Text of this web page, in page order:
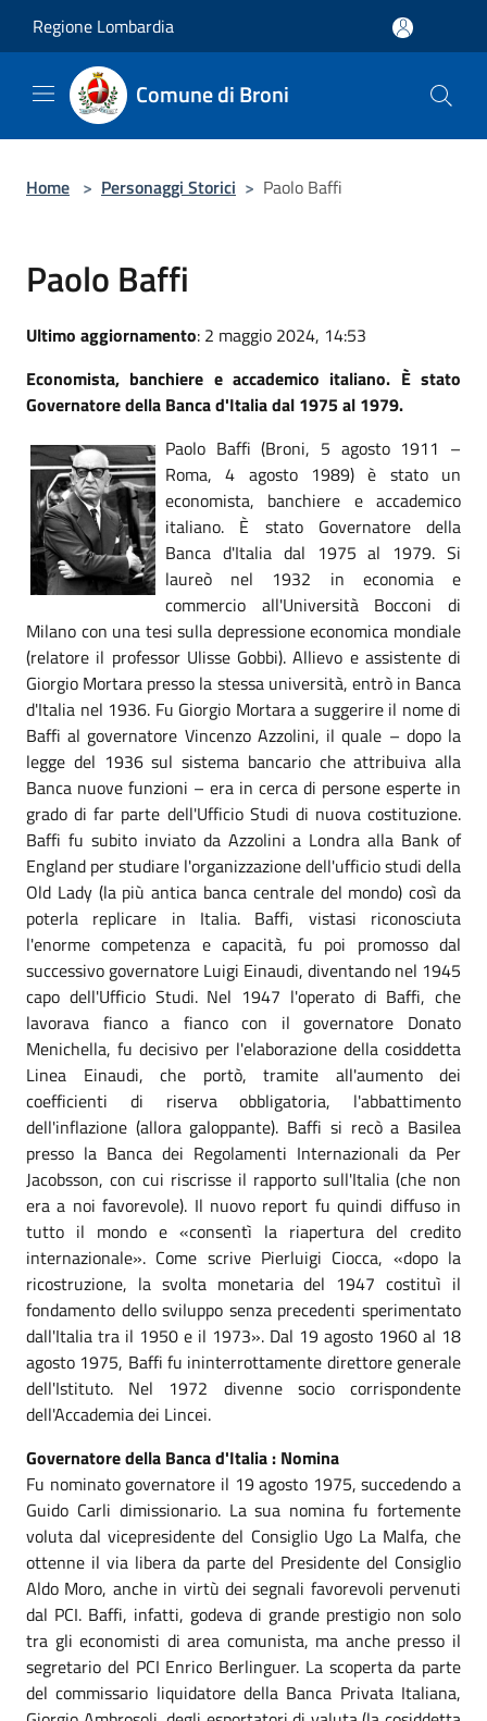
Regione Lombardia
Comune di Broni
Home > Personaggi Storici > Paolo Baffi
Paolo Baffi
Ultimo aggiornamento: 2 maggio 2024, 14:53
Economista, banchiere e accademico italiano. È stato
Governatore della Banca d'Italia dal 1975 al 1979.
Paolo Baffi (Broni, 5 agosto 1911 –
Roma, 4 agosto 1989) è stato un
economista, banchiere e accademico
italiano. È stato Governatore della
Banca d'Italia dal 1975 al 1979. Si
laureò nel 1932 in economia e
commercio all'Università Bocconi di
Milano con una tesi sulla depressione economica mondiale
(relatore il professor Ulisse Gobbi). Allievo e assistente di
Giorgio Mortara presso la stessa università, entrò in Banca
d'Italia nel 1936. Fu Giorgio Mortara a suggerire il nome di
Baffi al governatore Vincenzo Azzolini, il quale – dopo la
legge del 1936 sul sistema bancario che attribuiva alla
Banca nuove funzioni – era in cerca di persone esperte in
grado di far parte dell'Ufficio Studi di nuova costituzione.
Baffi fu subito inviato da Azzolini a Londra alla Bank of
England per studiare l'organizzazione dell'ufficio studi della
Old Lady (la più antica banca centrale del mondo) così da
poterla replicare in Italia. Baffi, vistasi riconosciuta
l'enorme competenza e capacità, fu poi promosso dal
successivo governatore Luigi Einaudi, diventando nel 1945
capo dell'Ufficio Studi. Nel 1947 l'operato di Baffi, che
lavorava fianco a fianco con il governatore Donato
Menichella, fu decisivo per l'elaborazione della cosiddetta
Linea Einaudi, che portò, tramite all'aumento dei
coefficienti di riserva obbligatoria, l'abbattimento
dell'inflazione (allora galoppante). Baffi si recò a Basilea
presso la Banca dei Regolamenti Internazionali da Per
Jacobsson, con cui riscrisse il rapporto sull'Italia (che non
era a noi favorevole). Il nuovo report fu quindi diffuso in
tutto il mondo e «consentì la riapertura del credito
internazionale». Come scrive Pierluigi Ciocca, «dopo la
ricostruzione, la svolta monetaria del 1947 costituì il
fondamento dello sviluppo senza precedenti sperimentato
dall'Italia tra il 1950 e il 1973». Dal 19 agosto 1960 al 18
agosto 1975, Baffi fu ininterrottamente direttore generale
dell'Istituto. Nel 1972 divenne socio corrispondente
dell'Accademia dei Lincei.
Governatore della Banca d'Italia : Nomina
Fu nominato governatore il 19 agosto 1975, succedendo a
Guido Carli dimissionario. La sua nomina fu fortemente
voluta dal vicepresidente del Consiglio Ugo La Malfa, che
ottenne il via libera da parte del Presidente del Consiglio
Aldo Moro, anche in virtù dei segnali favorevoli pervenuti
dal PCI. Baffi, infatti, godeva di grande prestigio non solo
tra gli economisti di area comunista, ma anche presso il
segretario del PCI Enrico Berlinguer. La scoperta da parte
del commissario liquidatore della Banca Privata Italiana,